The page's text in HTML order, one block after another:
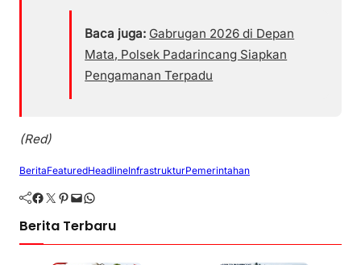
Baca juga: Gabrugan 2026 di Depan
Mata, Polsek Padarincang Siapkan
Pengamanan Terpadu
(Red)
BeritaFeaturedHeadlineInfrastrukturPemerintahan
Facebook Twitter Pinterest Mail WhatsApp
Berita Terbaru